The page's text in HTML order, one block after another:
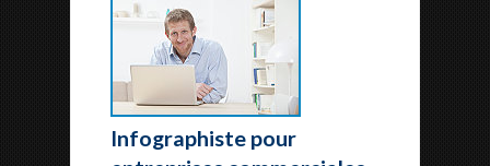
Infographiste pour